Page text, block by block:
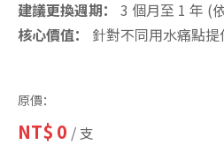
建議更換週期：
3 個月至 1 年 (
核心價值：
針對不同用水痛點
原價：
NT$ 0 / 支